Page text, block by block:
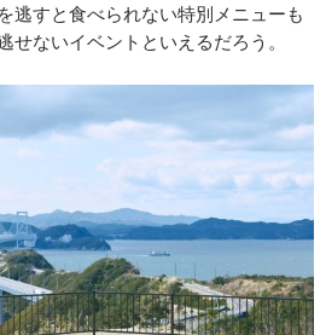
逃すと食べられない特別メニューも
せないイベントといえるだろう。